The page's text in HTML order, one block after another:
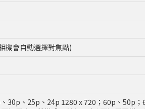
機會自動選擇對焦點)
30p、25p、24p 1280 x 720；60p、50p